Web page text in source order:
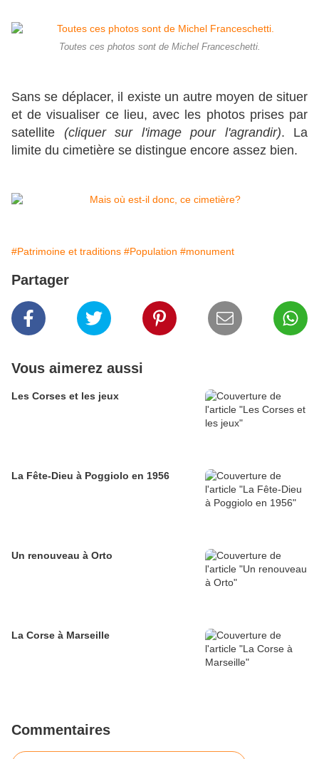
Toutes ces photos sont de Michel Franceschetti.
Sans se déplacer, il existe un autre moyen de situer
et de visualiser ce lieu, avec les photos prises par
satellite (cliquer sur l'image pour l'agrandir). La
limite du cimetière se distingue encore assez bien.
#Patrimoine et traditions #Population #monument
Partager
Vous aimerez aussi
Les Corses et les jeux
La Fête-Dieu à Poggiolo en 1956
Un renouveau à Orto
La Corse à Marseille
Commentaires